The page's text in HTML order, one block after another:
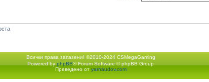
Всички права запазени! ©2010-2024 CSMegaGaming
Екип•Изтрий всички
Powered by phpBB® Forum Software © phpBB Group
Преведено от yarnaudov.com